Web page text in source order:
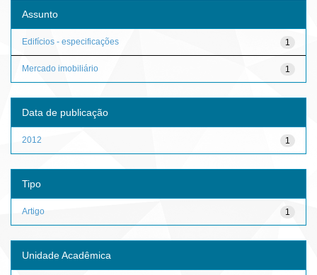
Assunto
1
Edifícios - especificações
1
Mercado imobiliário
Data de publicação
1
2012
Tipo
1
Artigo
Unidade Acadêmica